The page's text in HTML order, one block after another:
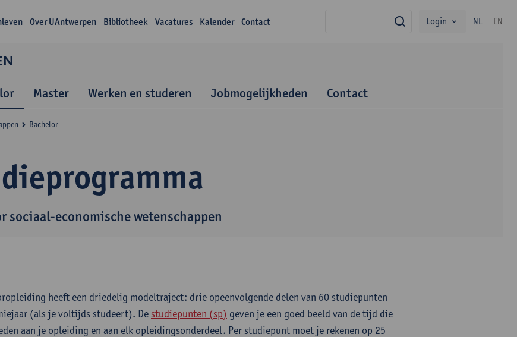
Over UAntwerpen Bibliotheek Vacatures Kalender Contact zoekLogin NL EN
Master Werken en studeren Jobmogelijkheden Contact
sociaal-economische wetenschappen
Bachelor
heeft een driedelig modeltraject: drie opeenvolgende delen van 60 studiepunten
(als je voltijds studeert). De studiepunten (sp) geven je een goed beeld van de tijd die
aan je opleiding en aan elk opleidingsonderdeel. Per studiepunt moet je rekenen op 25